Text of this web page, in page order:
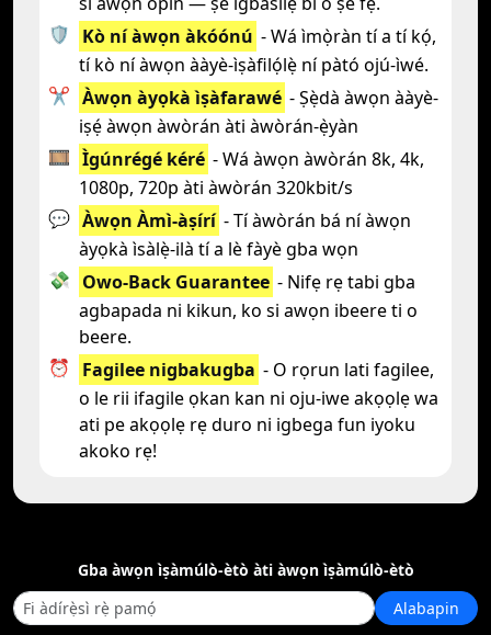
🛡️
Kò ní àwọn àkóónú - Wá ìmọ̀ràn tí a tí kọ́,
tí kò ní àwọn ààyè-ìṣàfilọ́lẹ̀ ní pàtó ojú-ìwé.
✂️ Àwọn àyọkà ìṣàfarawé - Ṣẹ̀dà àwọn ààyè-
iṣẹ́ àwọn àwòrán àti àwòrán-ẹ̀yàn
🎞️ Ìgúnrégé kéré - Wá àwọn àwòrán 8k, 4k,
1080p, 720p àti àwòrán 320kbit/s
💬 Àwọn Àmì-àṣírí - Tí àwòrán bá ní àwọn
àyọkà ìsàlẹ̀-ilà tí a lè fàyè gba wọn
💸 Owo-Back Guarantee - Nifẹ rẹ tabi gba
agbapada ni kikun, ko si awọn ibeere ti o
beere.
⏰
Fagilee nigbakugba - O rọrun lati fagilee,
o le rii ifagile ọkan kan ni oju-iwe akọọlẹ wa
ati pe akọọlẹ rẹ duro ni igbega fun iyoku
akoko rẹ!
Gba àwọn ìṣàmúlò-ètò àti àwọn ìṣàmúlò-ètò
Alabapin